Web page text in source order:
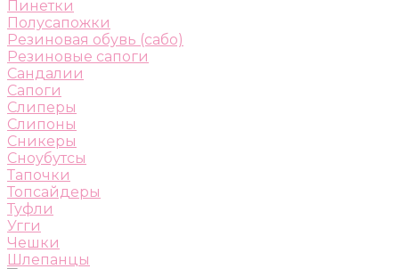
Пинетки
Полусапожки
Резиновая обувь (сабо)
Резиновые сапоги
Сандалии
Сапоги
Слиперы
Слипоны
Сникеры
Сноубутсы
Тапочки
Топсайдеры
Туфли
Угги
Чешки
Шлепанцы